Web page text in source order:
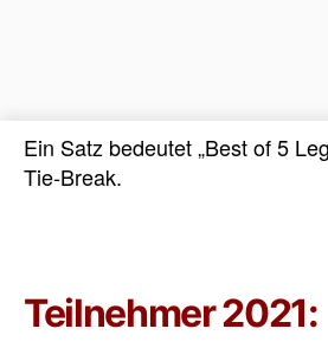
Ein Satz bedeutet „Best of 5
Tie-Break.
Teilnehmer 2021: